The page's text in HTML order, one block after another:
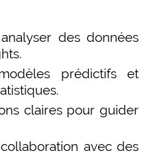
des données
prédictifs et
claires pour guider
avec des